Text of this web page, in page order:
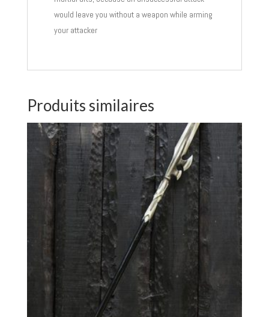
would leave you without a weapon while arming
your attacker
Produits similaires